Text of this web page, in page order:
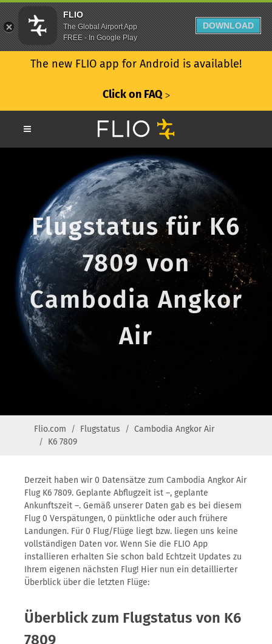
The new FLIO app for Android is available!
Click on FAQ ᐳ
Flugstatus für K6
7809 von
Cambodia Angkor
Air
Flio.com Flugstatus
Cambodia Angkor Air
K6 7809
Derzeit haben wir 0 Datensätze zum Cambodia Angkor Air
Flug K6 7809. Geplante Abflugzeit ist –, geplante
Ankunftszeit –. Gemäß unserer Daten gab es bei diesem
Flug 0 Verspätungen, 0 pünktliche oder auch frühere
Landungen. Für 0 Flug/Flüge liegt bzw. liegen uns keine
vollständigen Daten vor. Wenn Sie die FLIO App
installieren erhalten Sie schon bald Echtzeit Updates zu
Ihrem eigenen nächsten Flug! Hier nun ein detaillierter
Überblick über die letzten Flüge:
Überblick zum Flugstatus von K6
7809
FLIO
The Global Airport App
FREE - In Google Play
DOWNLOAD